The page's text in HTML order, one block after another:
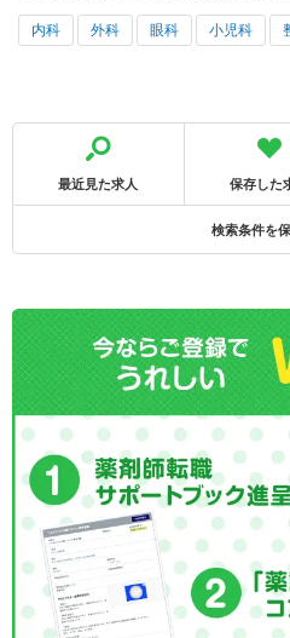
内科 外科 眼科 小児科
最近見た求人 保存した
検索条件を